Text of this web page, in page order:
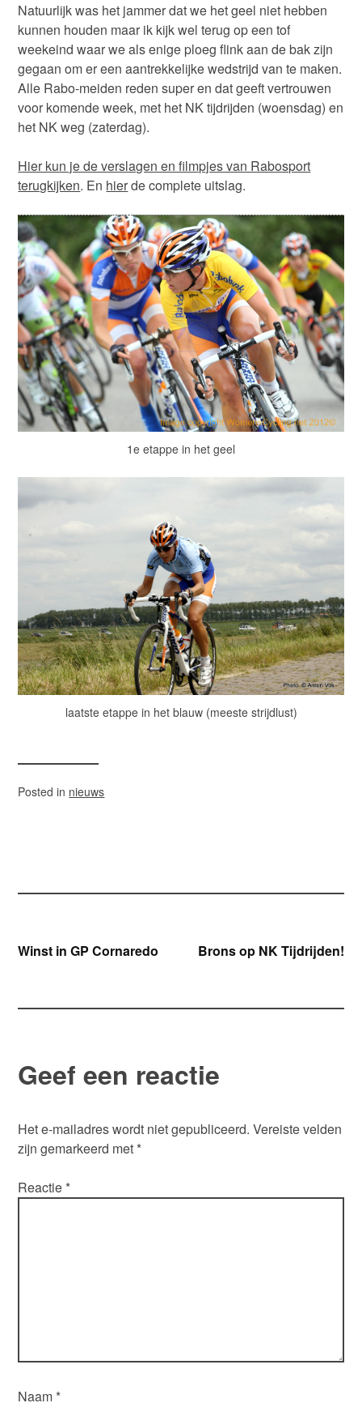
Natuurlijk was het jammer dat we het geel niet hebben
kunnen houden maar ik kijk wel terug op een tof
weekeind waar we als enige ploeg flink aan de bak zijn
gegaan om er een aantrekkelijke wedstrijd van te maken.
Alle Rabo-meiden reden super en dat geeft vertrouwen
voor komende week, met het NK tijdrijden (woensdag) en
het NK weg (zaterdag).
Hier kun je de verslagen en filmpjes van Rabosport
terugkijken. En hierde complete uitslag.
1e etappe in het geel
laatste etappe in het blauw (meeste strijdlust)
Posted in nieuws
Bericht
Winst in GP Cornaredo Brons op NK Tijdrijden!
Geef een reactie
Het e-mailadres wordt niet gepubliceerd. Vereiste velden
zijn gemarkeerd met *
Reactie *
Naam *